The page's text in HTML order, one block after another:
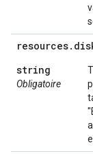
resources.
string
Obligatoire